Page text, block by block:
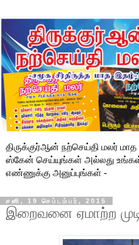
திருக்குர்ஆன் நற்செய்தி மலர்
ஸ்கேன் செய்யுங்கள் அல்லது உங்கள்
எண்ணுக்கு அனுப்புங்கள் -
சனி, 19 செப்டம்பர், 2015
இறைவனை ஏமாற்ற